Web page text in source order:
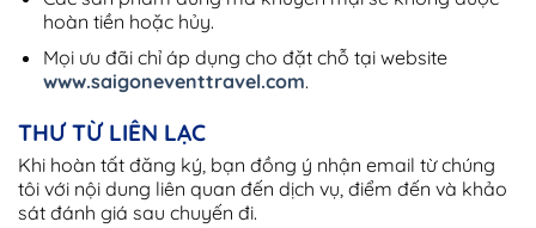
hoàn tiền hoặc hủy.
Mọi ưu đãi chỉ áp dụng cho đặt chỗ tại website
www.saigoneventtravel.com.
THƯ TỪ LIÊN LẠC
Khi hoàn tất đăng ký, bạn đồng ý nhận email từ chúng
tôi với nội dung liên quan đến dịch vụ, điểm đến và khảo
sát đánh giá sau chuyến đi.